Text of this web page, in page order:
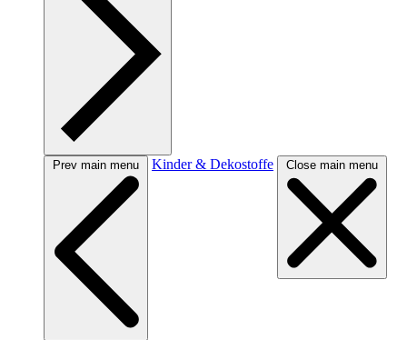
Prev main menu Kinder & Dekostoffe Close main menu